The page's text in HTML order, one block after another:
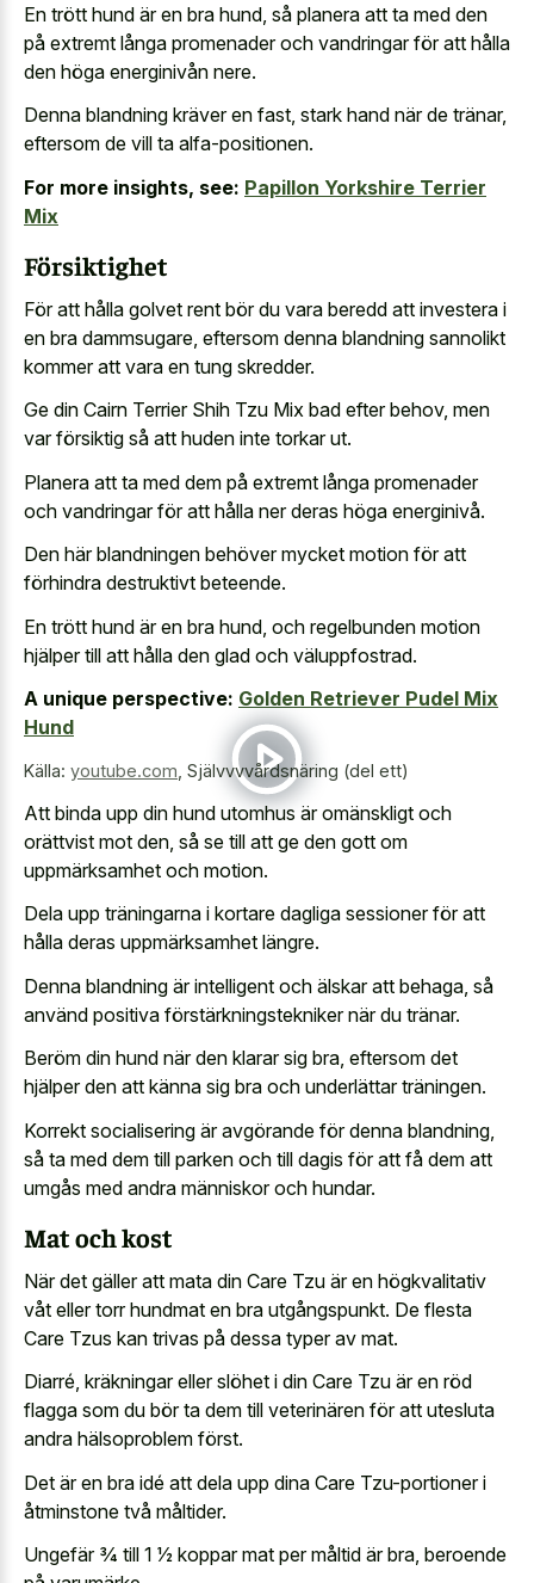
En trött hund är en bra hund, så planera att ta med den
på extremt långa promenader och vandringar för att hålla
den höga energinivån nere.
Denna blandning kräver en fast, stark hand när de tränar,
eftersom de vill ta alfa-positionen.
For more insights, see: Papillon Yorkshire Terrier
Mix
Försiktighet
För att hålla golvet rent bör du vara beredd att investera i
en bra dammsugare, eftersom denna blandning sannolikt
kommer att vara en tung skredder.
Ge din Cairn Terrier Shih Tzu Mix bad efter behov, men
var försiktig så att huden inte torkar ut.
Planera att ta med dem på extremt långa promenader
och vandringar för att hålla ner deras höga energinivå.
Den här blandningen behöver mycket motion för att
förhindra destruktivt beteende.
En trött hund är en bra hund, och regelbunden motion
hjälper till att hålla den glad och väluppfostrad.
A unique perspective: Golden Retriever Pudel Mix
Hund
Källa: youtube.com, Självvvvårdsnäring (del ett)
Att binda upp din hund utomhus är omänskligt och
orättvist mot den, så se till att ge den gott om
uppmärksamhet och motion.
Dela upp träningarna i kortare dagliga sessioner för att
hålla deras uppmärksamhet längre.
Denna blandning är intelligent och älskar att behaga, så
använd positiva förstärkningstekniker när du tränar.
Beröm din hund när den klarar sig bra, eftersom det
hjälper den att känna sig bra och underlättar träningen.
Korrekt socialisering är avgörande för denna blandning,
så ta med dem till parken och till dagis för att få dem att
umgås med andra människor och hundar.
Mat och kost
När det gäller att mata din Care Tzu är en högkvalitativ
våt eller torr hundmat en bra utgångspunkt. De flesta
Care Tzus kan trivas på dessa typer av mat.
Diarré, kräkningar eller slöhet i din Care Tzu är en röd
flagga som du bör ta dem till veterinären för att utesluta
andra hälsoproblem först.
Det är en bra idé att dela upp dina Care Tzu-portioner i
åtminstone två måltider.
Ungefär 3⁄4 till 1 1⁄2 koppar mat per måltid är bra, beroende